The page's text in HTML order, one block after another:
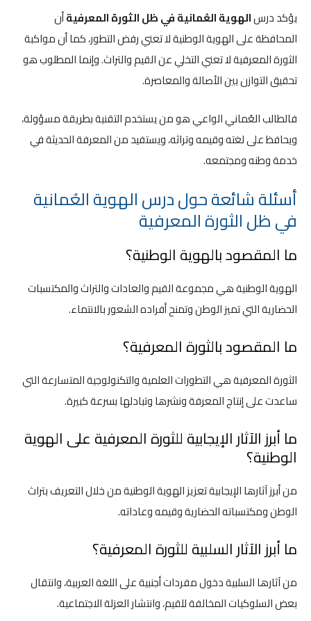
يؤكد درسالهوية العُمانية في ظل الثورة المعرفيةأن
المحافظة على الهوية الوطنية لا تعني رفض التطور، كما أن مواكبة
الثورة المعرفية لا تعني التخلي عن القيم والتراث. وإنما المطلوب هو
تحقيق التوازن بين الأصالة والمعاصرة.
فالطالب العُماني الواعي هو من يستخدم التقنية بطريقة مسؤولة،
ويحافظ على لغته وقيمه وتراثه، ويستفيد من المعرفة الحديثة في
خدمة وطنه ومجتمعه.
أسئلة شائعة حول درس الهوية العُمانية
في ظل الثورة المعرفية
ما المقصود بالهوية الوطنية؟
الهوية الوطنية هي مجموعة القيم والعادات والتراث والمكتسبات
الحضارية التي تميز الوطن وتمنح أفراده الشعور بالانتماء.
ما المقصود بالثورة المعرفية؟
الثورة المعرفية هي التطورات العلمية والتكنولوجية المتسارعة التي
ساعدت على إنتاج المعرفة ونشرها وتبادلها بسرعة كبيرة.
ما أبرز الآثار الإيجابية للثورة المعرفية على الهوية
الوطنية؟
من أبرز آثارها الإيجابية تعزيز الهوية الوطنية من خلال التعريف بتراث
الوطن ومكتسباته الحضارية وقيمه وعاداته.
ما أبرز الآثار السلبية للثورة المعرفية؟
من آثارها السلبية دخول مفردات أجنبية على اللغة العربية، وانتقال
بعض السلوكيات المخالفة للقيم، وانتشار العزلة الاجتماعية.